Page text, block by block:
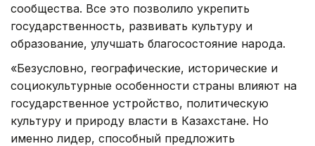
сообщества. Все это позволило укрепить
государственность, развивать культуру и
образование, улучшать благосостояние народа.
«Безусловно, географические, исторические и
социокультурные особенности страны влияют на
государственное устройство, политическую
культуру и природу власти в Казахстане. Но
именно лидер, способный предложить